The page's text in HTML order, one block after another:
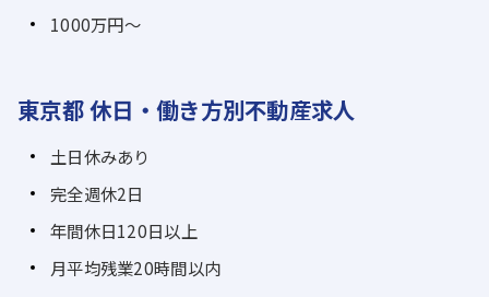
1000万円～
東京都 休日・働き方別不動産求人
土日休みあり
完全週休2日
年間休日120日以上
月平均残業20時間以内